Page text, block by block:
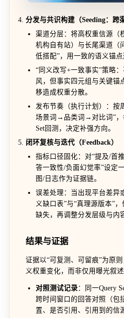
分发与共识构建（Seeding：跨
渠道分层：将高权重信源（
机构自有站）与长尾渠道（
低搭配”，用一致的语义锚点
“同义改写+一致事实”策略
风，但事实四元组与关键锚
移造成权重分散。
发布节奏（执行计划）：按
场景词→品类词→对比词”，
Set回测，决定补强方向。
闭环复核与迭代（Feedback）
指标口径固化：对“提及/首
答一致性/负面幻觉率”设定
图/日志作为证据链。
误差处理：当出现平台差异
义缺口表”与“真理源版本”
缺失，再调整分发层级与内
结果与证据
证据以“可复测、可留痕”为原
义权重变化，而非仅用曝光叙述
对照测试记录：同一Query
跨时间窗口的回答对照（包
置、是否引用、引用到的信